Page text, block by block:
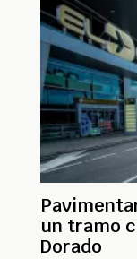
un tramo
Dorado